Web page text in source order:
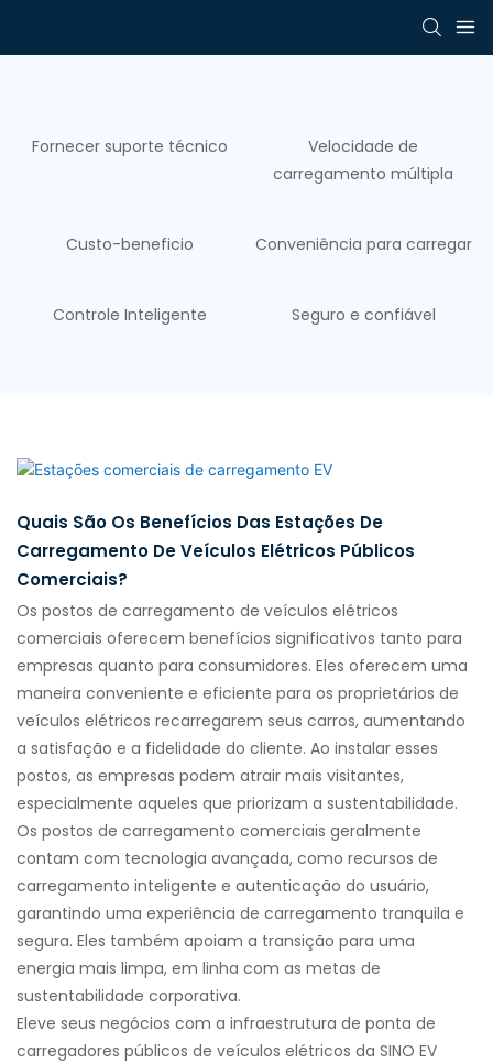
Fornecer suporte técnico
Velocidade de
carregamento múltipla
Custo-beneficio Conveniência para carregar
Controle Inteligente Seguro e confiável
Quais São Os Benefícios Das Estações De
Carregamento De Veículos Elétricos Públicos
Comerciais?
Os postos de carregamento de veículos elétricos
comerciais oferecem benefícios significativos tanto para
empresas quanto para consumidores. Eles oferecem uma
maneira conveniente e eficiente para os proprietários de
veículos elétricos recarregarem seus carros, aumentando
a satisfação e a fidelidade do cliente. Ao instalar esses
postos, as empresas podem atrair mais visitantes,
especialmente aqueles que priorizam a sustentabilidade.
Os postos de carregamento comerciais geralmente
contam com tecnologia avançada, como recursos de
carregamento inteligente e autenticação do usuário,
garantindo uma experiência de carregamento tranquila e
segura. Eles também apoiam a transição para uma
energia mais limpa, em linha com as metas de
sustentabilidade corporativa.
Eleve seus negócios com a infraestrutura de ponta de
carregadores públicos de veículos elétricos da SINO EV